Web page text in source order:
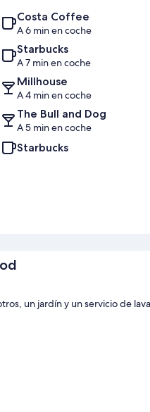
Costa Coffee
A 6 min en coche
Starbucks
A 7 min en coche
Millhouse
A 4 min en coche
The Bull and Dog
A 5 min en coche
Starbucks
un jardín y un servicio de